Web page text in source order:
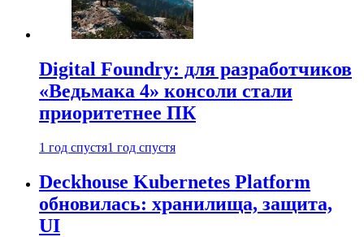
Digital Foundry: для разработчиков
«Ведьмака 4» консоли стали
приоритетнее ПК
1 год спустя1 год спустя
Deckhouse Kubernetes Platform
обновилась: хранилища, защита,
UI